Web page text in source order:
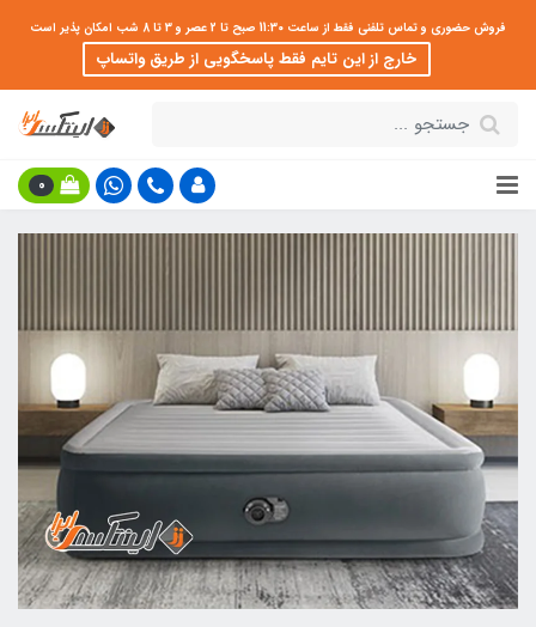
فروش حضوری و تماس تلفنی فقط از ساعت 11:30 صبح تا 2 عصر و 3 تا 8 شب امکان پذیر است
خارج از این تایم فقط پاسخگویی از طریق واتساپ
0